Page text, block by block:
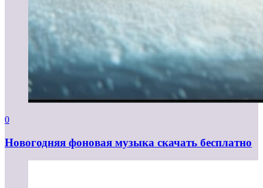
0
Новогодняя фоновая музыка скачать бесплатно